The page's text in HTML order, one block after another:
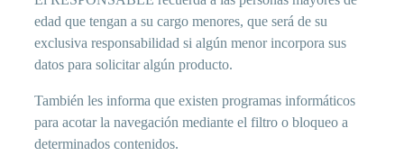
edad que tengan a su cargo menores, que será de su
exclusiva responsabilidad si algún menor incorpora sus
datos para solicitar algún producto.
También les informa que existen programas informáticos
para acotar la navegación mediante el filtro o bloqueo a
determinados contenidos.